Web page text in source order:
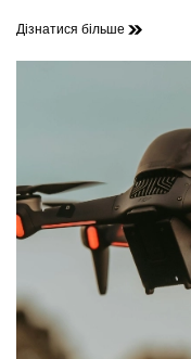
Дізнатися більше